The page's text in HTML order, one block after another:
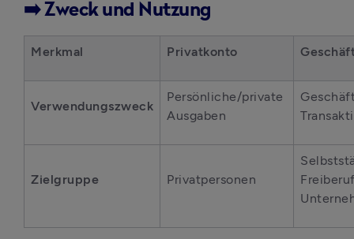
➡️ Zweck und Nutzung
Merkmal Privatkonto
Verwendungszweck
Persönliche/private
Ausgaben
Zielgruppe Privatpersonen